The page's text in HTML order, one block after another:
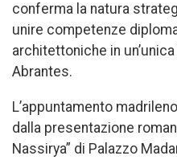
conferma la natura
unire competenze
architettoniche in
Abrantes.
L’appuntamento
dalla presentazione
Nassirya” di Palazzo